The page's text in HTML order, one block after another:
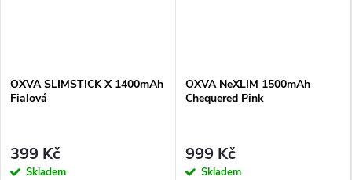
OXVA SLIMSTICK X 1400mAh
Fialová
399 Kč
Skladem
OXVA NeXLIM 1500mAh
Chequered Pink
999 Kč
Skladem